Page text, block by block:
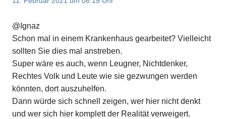
@Ignaz
Schon mal in einem Krankenhaus gearbeitet? Vielleicht
sollten Sie dies mal anstreben.
Super wäre es auch, wenn Leugner, Nichtdenker,
Rechtes Volk und Leute wie sie gezwungen werden
könnten, dort auszuhelfen.
Dann würde sich schnell zeigen, wer hier nicht denkt
und wer sich hier komplett der Realität verweigert.